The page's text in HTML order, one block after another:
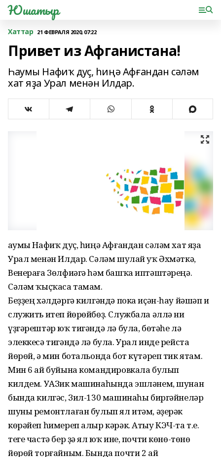
Юшатыр
Хаттар 21 ФЕВРАЛЯ 2020, 07:22
Привет из Афганистана!
Һаумы Нафиҡ дуҫ, һиңә Афғандан сәләм
хат яҙа Урал менән Илдар.
Һаумы Нафиҡ дуҫ, һиңә Афғандан сәләм хат яҙа
Урал менән Илдар. Сәләм шулай уҡ Әхмәткә,
Венераға Зөлфиәгә һәм башҡа иптәштәреңә.
Сәләм ҡыҫҡаса тамам.
Беҙҙең хәлдәргә килгәндә пока иҫән-һау йәшәп и
служить итеп йөрөйбөҙ. Службала әллә ни
үҙгәрештәр юҡ тигәндә лә була, бөтәһе лә
элеккесә тигәндә лә була. Урал инде рейста
йөрөй, ә мин ботальонда бот күтәреп тик ятам.
Мин 6 ай буйына командировкала булып
килдем. УАЗик машинаһында эшләнем, шунан
бында килгәс, Зил-130 машинаһы биргәйнеләр
шуны ремонтлаған булып ял итәм, әҙерәк
көрәйеп һимереп алыр кәрәк. Атыу КЭЧ-та т.е.
теге частә бер ҙә ял юҡ ине, почти көнө-төнө
йөрөй торғайным. Бында почти 2 ай